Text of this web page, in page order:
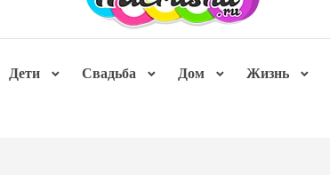
Дети Свадьба Дом Жизнь